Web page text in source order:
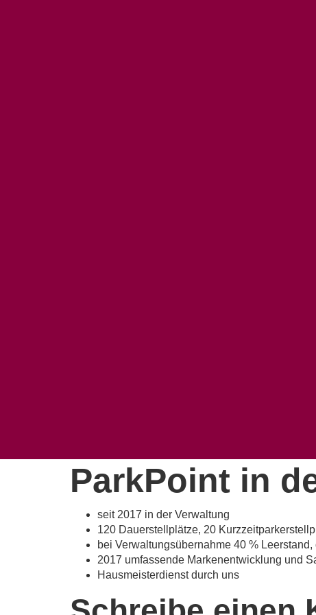
ParkPoint in
seit 2017 in der Verwaltung
120 Dauerstellplätze, 20
bei Verwaltungsübernahme 40 % Leerstand,
2017 umfassende Markenentwicklung und
Hausmeisterdienst durch uns